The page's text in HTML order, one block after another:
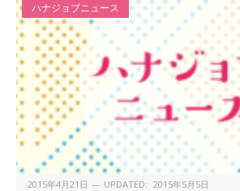
ハナジョブニュース
2015年4月21日 UPDATED: 2015年5月5日